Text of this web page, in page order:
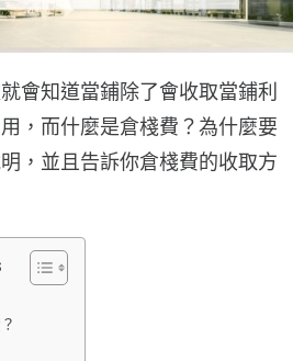
會知道當鋪除了會收取當鋪利
，而什麼是倉棧費？為什麼要
，並且告訴你倉棧費的收取方